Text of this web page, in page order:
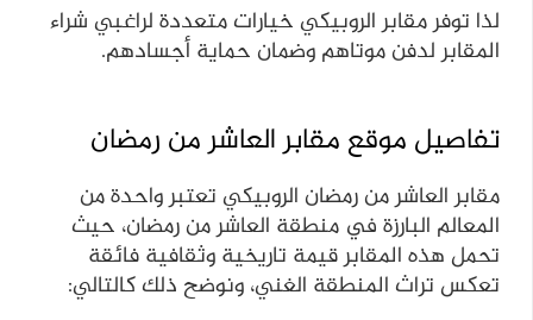
لذا توفر مقابر الروبيكي خيارات متعددة لراغبي شراء
المقابر لدفن موتاهم وضمان حماية أجسادهم.
تفاصيل موقع مقابر العاشر من رمضان
مقابر العاشر من رمضان الروبيكي تعتبر واحدة من
المعالم البارزة في منطقة العاشر من رمضان، حيث
تحمل هذه المقابر قيمة تاريخية وثقافية فائقة
تعكس تراث المنطقة الغني، ونوضح ذلك كالتالي: